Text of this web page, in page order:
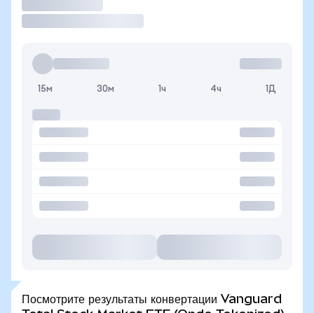
15м 30м 1ч 4ч 1Д
Посмотрите результаты конвертации Vanguard